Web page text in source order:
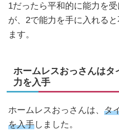
1だったら平和的に能力を
が、2で能力を手に入れる
ます。
ホームレスおっさんはタ
力を入手
ホームレスおっさんは、 タ
を入手しました。